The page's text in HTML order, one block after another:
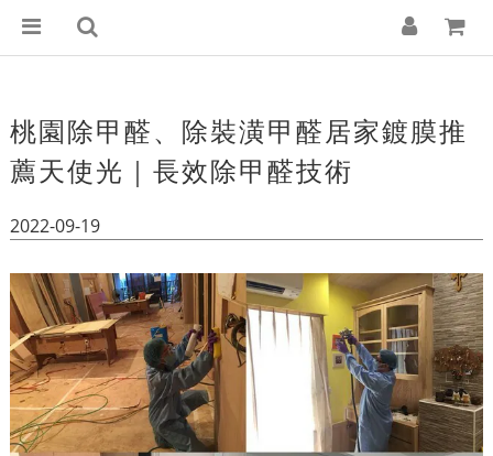
桃園除甲醛、除裝潢甲醛居家鍍膜推
薦天使光｜長效除甲醛技術
2022-09-19